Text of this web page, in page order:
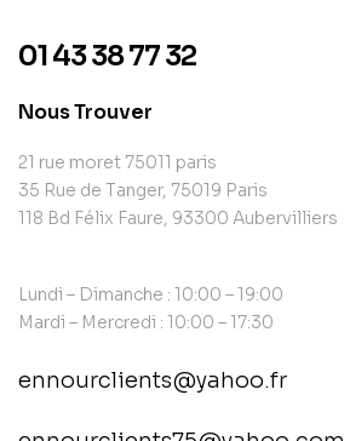
01 43 38 77 32
Nous Trouver
21 rue moret 75011 paris
35 Rue de Tanger, 75019 Paris
118 Bd Félix Faure, 93300 Aubervilliers
Lundi – Dimanche : 10:00 – 19:00
Mardi – Mercredi : 10:00 – 17:30
ennourclients@yahoo.fr